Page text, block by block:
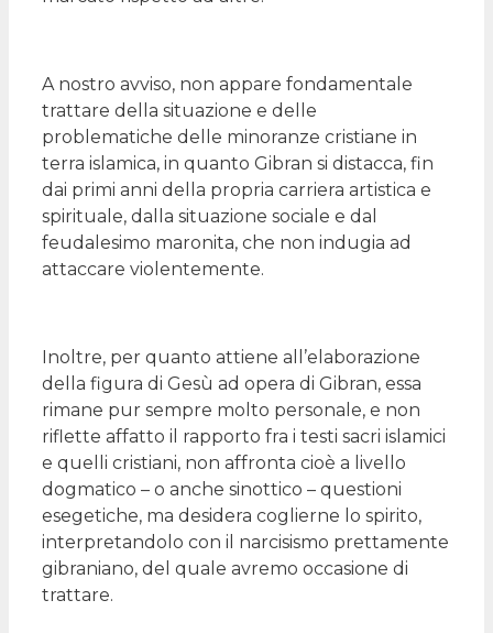
A nostro avviso, non appare fondamentale
trattare della situazione e delle
problematiche delle minoranze cristiane in
terra islamica, in quanto Gibran si distacca, fin
dai primi anni della propria carriera artistica e
spirituale, dalla situazione sociale e dal
feudalesimo maronita, che non indugia ad
attaccare violentemente.
Inoltre, per quanto attiene all’elaborazione
della figura di Gesù ad opera di Gibran, essa
rimane pur sempre molto personale, e non
riflette affatto il rapporto fra i testi sacri islamici
e quelli cristiani, non affronta cioè a livello
dogmatico – o anche sinottico – questioni
esegetiche, ma desidera coglierne lo spirito,
interpretandolo con il narcisismo prettamente
gibraniano, del quale avremo occasione di
trattare.